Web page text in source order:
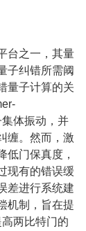
台之一，其量
子纠错所需阈
量子计算的关
体振动，并
缠。然而，激
低门保真度，
现有的错误缓
差进行系统建
机制，旨在提
两比特门的